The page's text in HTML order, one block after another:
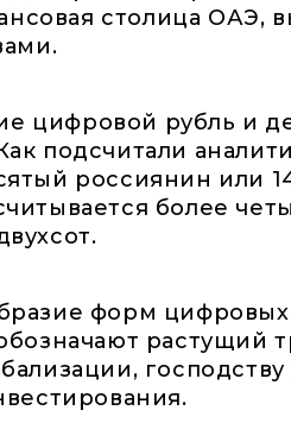
столица ОАЭ,
цифровой рубль и
подсчитали
россиянин или
более
форм
растущий
господству